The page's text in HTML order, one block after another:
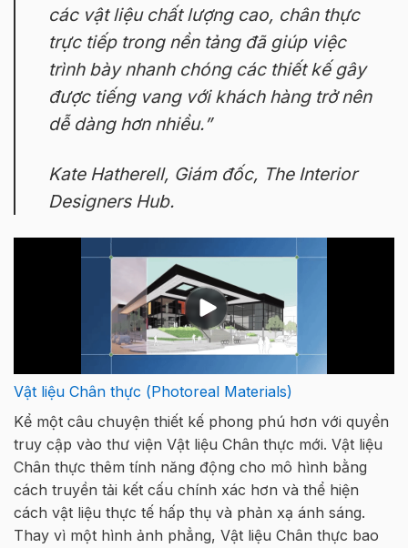
các vật liệu chất lượng cao, chân thực
trực tiếp trong nền tảng đã giúp việc
trình bày nhanh chóng các thiết kế gây
được tiếng vang với khách hàng trở nên
dễ dàng hơn nhiều.”
Kate Hatherell, Giám đốc, The Interior
Designers Hub.
Vật liệu Chân thực (Photoreal Materials)
Kể một câu chuyện thiết kế phong phú hơn với quyền
truy cập vào thư viện Vật liệu Chân thực mới. Vật liệu
Chân thực thêm tính năng động cho mô hình bằng
cách truyền tải kết cấu chính xác hơn và thể hiện
cách vật liệu thực tế hấp thụ và phản xạ ánh sáng.
Thay vì một hình ảnh phẳng, Vật liệu Chân thực bao